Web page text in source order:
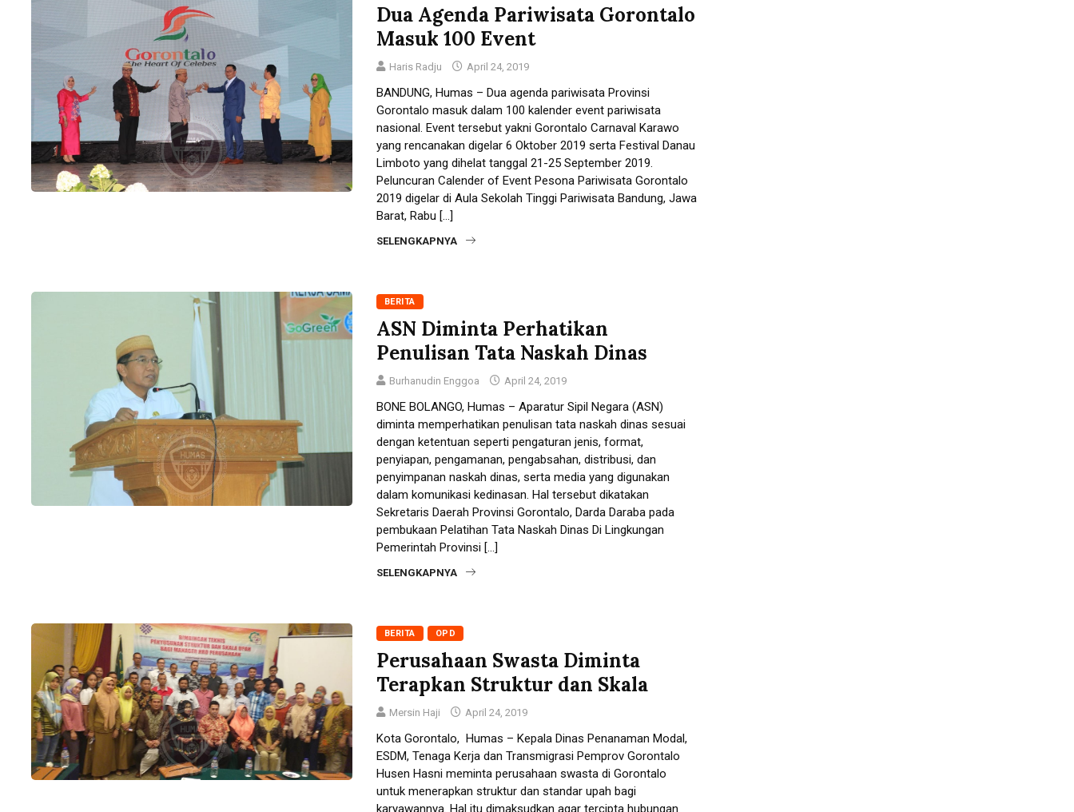
Dua Agenda Pariwisata Gorontalo
Masuk 100 Event
Haris Radju April 24, 2019
BANDUNG, Humas – Dua agenda pariwisata Provinsi
Gorontalo masuk dalam 100 kalender event pariwisata
nasional. Event tersebut yakni Gorontalo Carnaval Karawo
yang rencanakan digelar 6 Oktober 2019 serta Festival Danau
Limboto yang dihelat tanggal 21-25 September 2019.
Peluncuran Calender of Event Pesona Pariwisata Gorontalo
2019 digelar di Aula Sekolah Tinggi Pariwisata Bandung, Jawa
Barat, Rabu […]
SELENGKAPNYA
BERITA
ASN Diminta Perhatikan
Penulisan Tata Naskah Dinas
Burhanudin Enggoa April 24, 2019
BONE BOLANGO, Humas – Aparatur Sipil Negara (ASN)
diminta memperhatikan penulisan tata naskah dinas sesuai
dengan ketentuan seperti pengaturan jenis, format,
penyiapan, pengamanan, pengabsahan, distribusi, dan
penyimpanan naskah dinas, serta media yang digunakan
dalam komunikasi kedinasan. Hal tersebut dikatakan
Sekretaris Daerah Provinsi Gorontalo, Darda Daraba pada
pembukaan Pelatihan Tata Naskah Dinas Di Lingkungan
Pemerintah Provinsi […]
SELENGKAPNYA
BERITA OPD
Perusahaan Swasta Diminta
Terapkan Struktur dan Skala
Mersin Haji April 24, 2019
Kota Gorontalo, Humas – Kepala Dinas Penanaman Modal,
ESDM, Tenaga Kerja dan Transmigrasi Pemprov Gorontalo
Husen Hasni meminta perusahaan swasta di Gorontalo
untuk menerapkan struktur dan standar upah bagi
karyawannya. Hal itu dimaksudkan agar tercipta hubungan